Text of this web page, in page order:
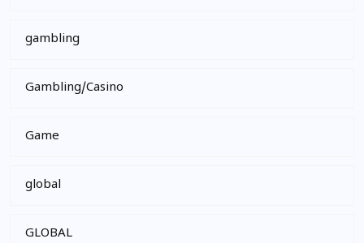
gambling
Gambling/Casino
Game
global
GLOBAL